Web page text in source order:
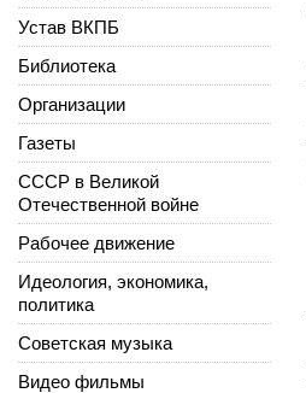
Устав ВКПБ
Библиотека
Организации
Газеты
СССР в Великой
Отечественной войне
Рабочее движение
Идеология, экономика,
политика
Советская музыка
Видео фильмы